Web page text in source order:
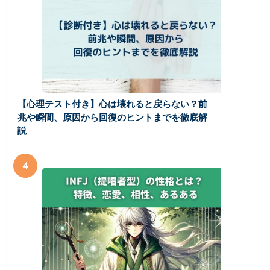
【心理テスト付き】心は壊れると戻らない？前
兆や瞬間、原因から回復のヒントまでを徹底解
説
4